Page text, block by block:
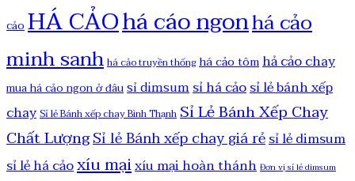
cảoHÁ CẢOhá cáo ngonhá cảo
minh sanhhá cảo truyền thốnghá cảo tômhả cảo chay
mua há cảo ngon ở đâusỉ dimsumsỉ há cảosỉ lẻ bánh xếp
chaySỉ lẻ Bánh xếp chay Bình ThạnhSỉ Lẻ Bánh Xếp Chay
Chất LượngSỉ lẻ Bánh xếp chay giá rẻsỉ lẻ dimsum
sỉ lẻ há cảoxíu mạixíu mại hoàn thánh Đơn vị sỉ lẻ dimsum